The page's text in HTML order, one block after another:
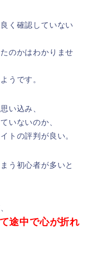
く確認していない
のかはわかりませ
うです。
い込み、
いないのか、
トの評判が良い。
う初心者が多いと
途中で心が折れ